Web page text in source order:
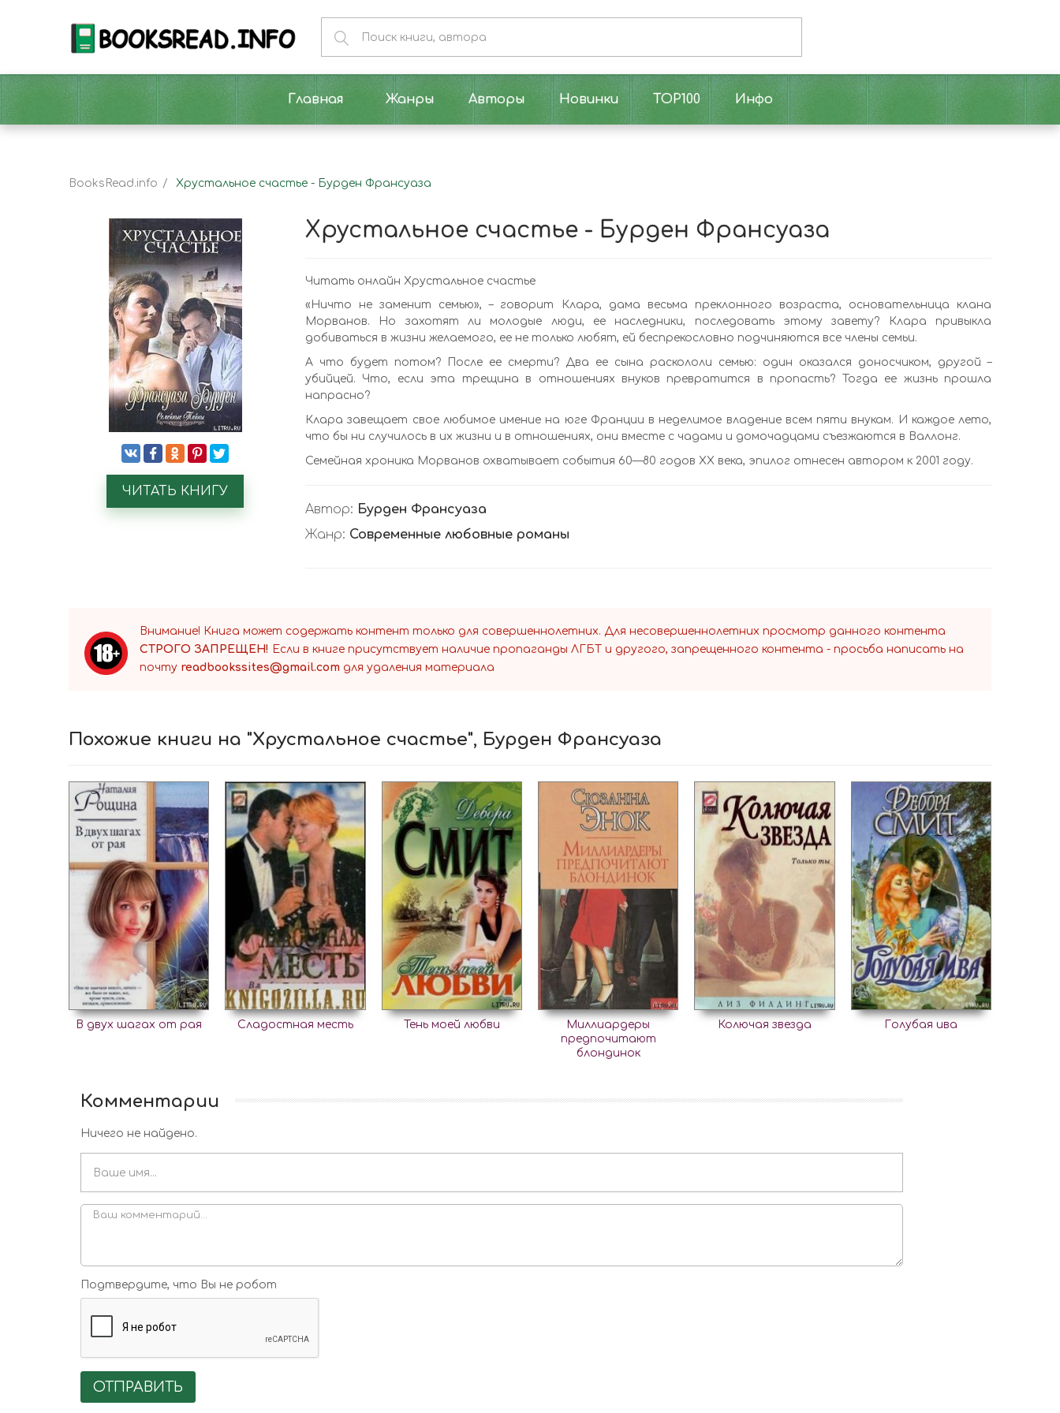
Главная Жанры Авторы Новинки TOP100 Инфо
BooksRead.info Хрустальное счастье - Бурден Франсуаза
ЧИТАТЬ КНИГУ
Хрустальное счастье - Бурден Франсуаза
Читать онлайн Хрустальное счастье
«Ничто не заменит семью», – говорит Клара, дама весьма преклонного возраста, основательница клана
Морванов. Но захотят ли молодые люди, ее наследники, последовать этому завету? Клара привыкла
добиваться в жизни желаемого, ее не только любят, ей беспрекословно подчиняются все члены семьи.
А что будет потом? После ее смерти? Два ее сына раскололи семью: один оказался доносчиком, другой –
убийцей. Что, если эта трещина в отношениях внуков превратится в пропасть? Тогда ее жизнь прошла
напрасно?
Клара завещает свое любимое имение на юге Франции в неделимое владение всем пяти внукам. И каждое лето,
что бы ни случилось в их жизни и в отношениях, они вместе с чадами и домочадцами съезжаются в Валлонг.
Семейная хроника Морванов охватывает события 60—80 годов XX века, эпилог отнесен автором к 2001 году.
Автор: Бурден Франсуаза
Жанр: Современные любовные романы
Внимание! Книга может содержать контент только для совершеннолетних. Для несовершеннолетних просмотр данного контента
СТРОГО ЗАПРЕЩЕН! Если в книге присутствует наличие пропаганды ЛГБТ и другого, запрещенного контента - просьба написать на
почту readbookssites@gmail.com для удаления материала
Похожие книги на "Хрустальное счастье", Бурден Франсуаза
В двух шагах от рая Сладостная месть Тень моей любви
Миллиардеры
предпочитают
блондинок
Колючая звезда Голубая ива
Комментарии
Ничего не найдено.
Подтвердите, что Вы не робот
ОТПРАВИТЬ